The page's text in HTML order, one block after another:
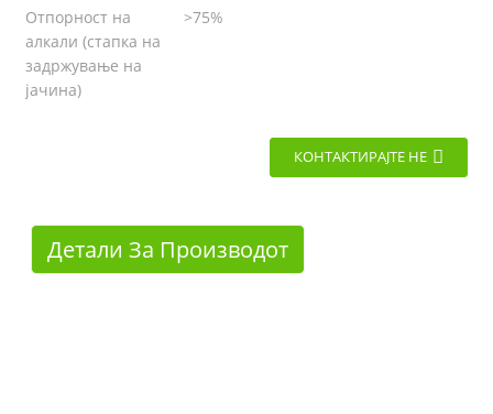
Отпорност на
алкали (стапка на
задржување на
јачина)
>75%
КОНТАКТИРАЈТЕ НЕ
Детали За Производот